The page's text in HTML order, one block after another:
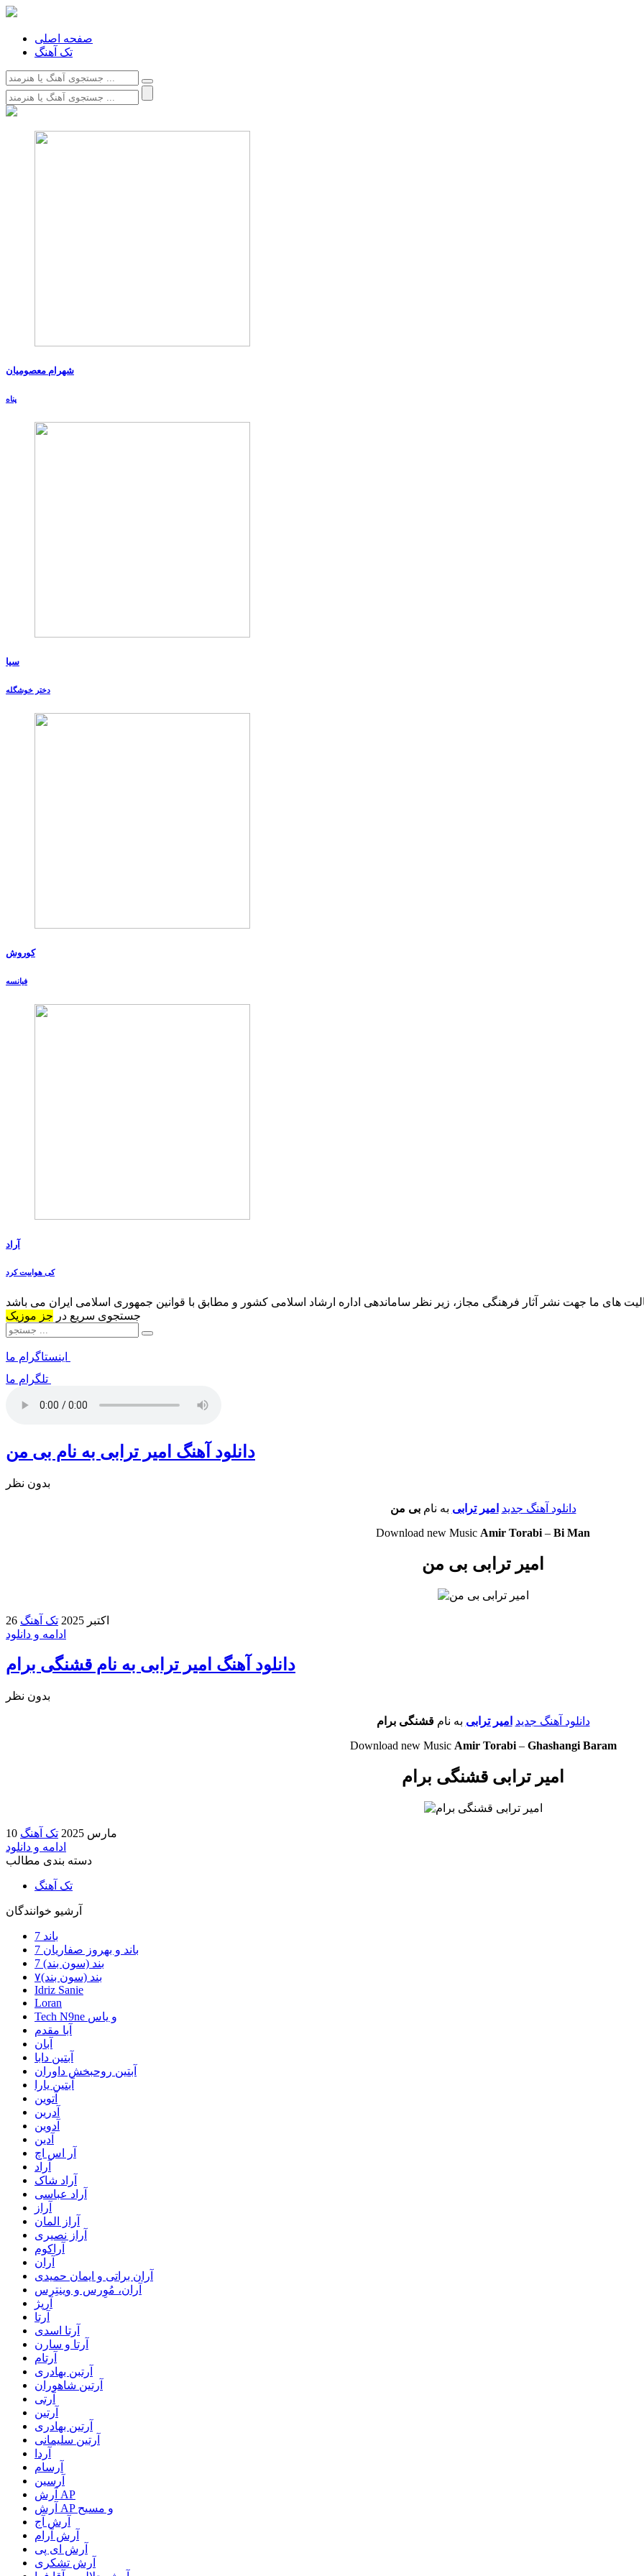
صفحه اصلی
تک آهنگ
شهرام معصومیان
پناه
سیا
دختر خوشگله
کوروش
فیانسه
آراد
کی هواییت کرد
های ما جهت نشر آثار فرهنگی مجاز، زیر نظر ساماندهی اداره ارشاد اسلامی کشور و مطابق با قوانین جمهوری اسلامی ایران می باشد
جستجوی سریع در جز موزیک
اینستاگرام ما
تلگرام ما
دانلود آهنگ امیر ترابی به نام بی من
بدون نظر
دانلود آهنگ جدید امیر ترابی به نامبی من
Download new Music Amir Torabi – Bi Man
امیر ترابی بی من
26 اکتبر 2025
تک آهنگ
ادامه و دانلود
دانلود آهنگ امیر ترابی به نام قشنگی برام
بدون نظر
دانلود آهنگ جدید امیر ترابی به نامقشنگی برام
Download new Music Amir Torabi– Ghashangi Baram
امیر ترابی قشنگی برام
10 مارس 2025
تک آهنگ
ادامه و دانلود
دسته بندی مطالب
تک آهنگ
آرشیو خوانندگان
7 باند
7 باند و بهروز صفاریان
7 بند (سون بند)
۷بند (سون بند)
Idriz Sanie
Loran
Tech N9ne و یاس
آبا مقدم
آبان
آبتین دابا
آبتین روحبخش داوران
آبتین یارا
آتوین
آدرین
آدوین
آدین
آر اس اچ
آراد
آراد شاک
آراد عباسی
آراز
آراز المان
آراز نصیری
آراکوم
آران
آران براتی و ایمان حمیدی
آران، مُوِرس و وینتِرس
آرپژ
آرتا
آرتا اسدی
آرتا و سارن
آرتام
آرتبن بهادری
آرتين شاهوران
آرتی
آرتین
آرتین بهادری
آرتین سلیمانی
آردا
آرسام
آرسین
آرش AP
آرش AP و مسیح
آرش آج
آرش آرام
آرش ای پی
آرش تشکری